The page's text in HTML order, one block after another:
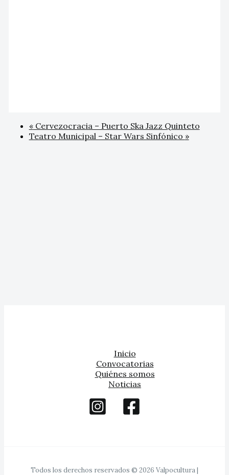
«Cervezocracia – Puerto Ska Jazz Quinteto
Teatro Municipal – Star Wars Sinfónico »
Inicio
Convocatorias
Quiénes somos
Noticias
Todos los derechos reservados © 2026 Valpocultura |